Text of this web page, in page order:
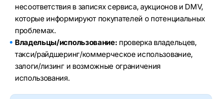
несоответствия в записях сервиса, аукционов и DMV,
которые информируют покупателей о потенциальных
проблемах.
Владельцы/использование: проверка владельцев,
такси/райдшеринг/коммерческое использование,
залоги/лизинг и возможные ограничения
использования.